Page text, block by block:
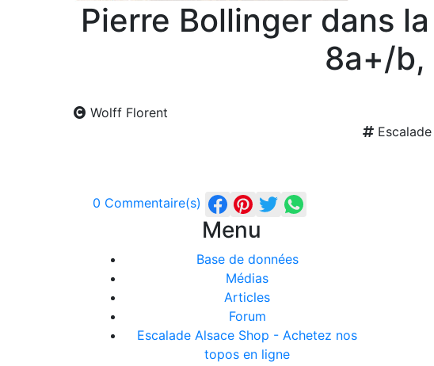
Pierre Bollinger dans
8a+/b,
Wolff Florent
Escalade
0 Commentaire(s)
Menu
Base de données
Médias
Articles
Forum
Escalade Alsace Shop - Achetez nos
topos en ligne